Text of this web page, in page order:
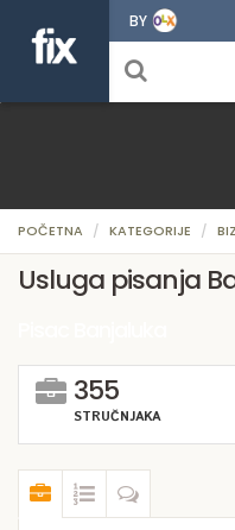
BY
POČETNA KATEGORIJE
Usluga pisanja
355
STRUČNJAKA